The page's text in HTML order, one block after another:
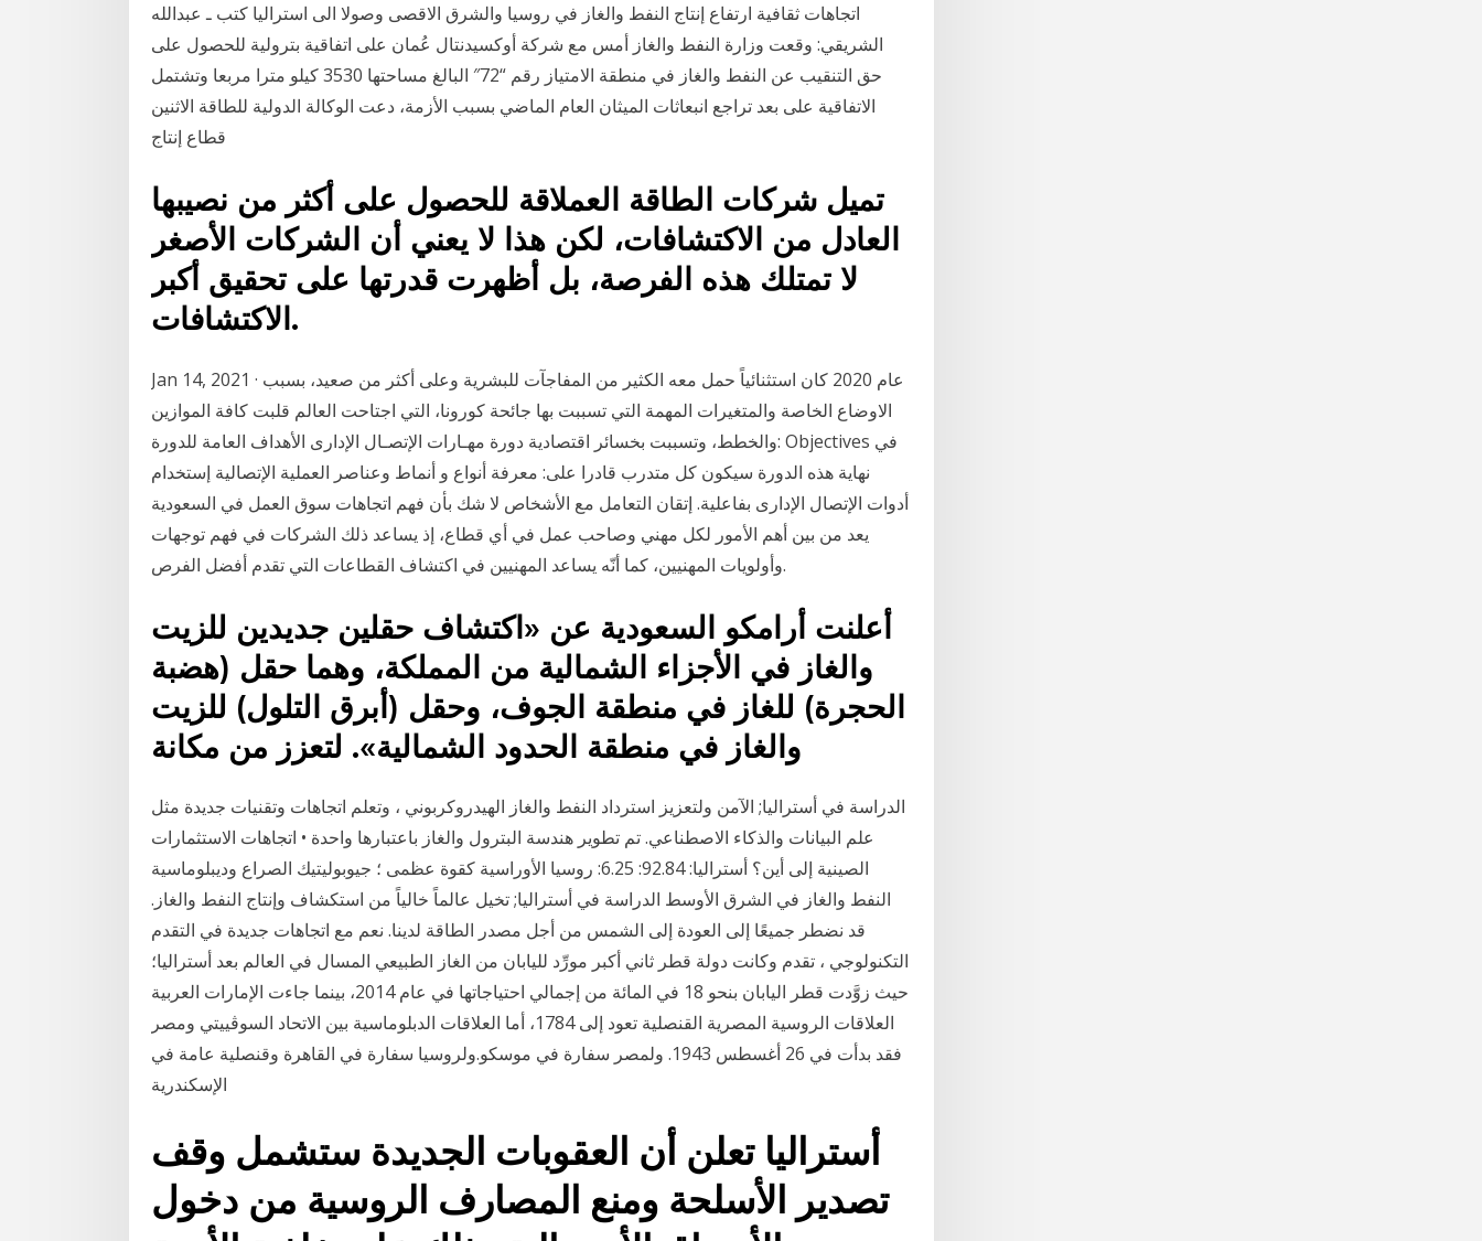
اتجاهات ثقافية ارتفاع إنتاج النفط والغاز في روسيا والشرق الاقصى وصولا الى استراليا كتب ـ عبدالله
الشريقي: وقعت وزارة النفط والغاز أمس مع شركة أوكسيدنتال عُمان على اتفاقية بترولية للحصول على
حق التنقيب عن النفط والغاز في منطقة الامتياز رقم “72″ البالغ مساحتها 3530 كيلو مترا مربعا وتشتمل
الاتفاقية على بعد تراجع انبعاثات الميثان العام الماضي بسبب الأزمة، دعت الوكالة الدولية للطاقة الاثنين
قطاع إنتاج
تميل شركات الطاقة العملاقة للحصول على أكثر من نصيبها
العادل من الاكتشافات، لكن هذا لا يعني أن الشركات الأصغر
لا تمتلك هذه الفرصة، بل أظهرت قدرتها على تحقيق أكبر
الاكتشافات.
Jan 14, 2021 · عام 2020 كان استثنائياً حمل معه الكثير من المفاجآت للبشرية وعلى أكثر من صعيد، بسبب
الاوضاع الخاصة والمتغيرات المهمة التي تسببت بها جائحة كورونا، التي اجتاحت العالم قلبت كافة الموازين
والخطط، وتسببت بخسائر اقتصادية دورة مهـارات الإتصـال الإدارى الأهداف العامة للدورة: Objectives في
نهاية هذه الدورة سيكون كل متدرب قادرا على: معرفة أنواع و أنماط وعناصر العملية الإتصالية إستخدام
أدوات الإتصال الإدارى بفاعلية. إتقان التعامل مع الأشخاص لا شك بأن فهم اتجاهات سوق العمل في السعودية
يعد من بين أهم الأمور لكل مهني وصاحب عمل في أي قطاع، إذ يساعد ذلك الشركات في فهم توجهات
وأولويات المهنيين، كما أنّه يساعد المهنيين في اكتشاف القطاعات التي تقدم أفضل الفرص.
أعلنت أرامكو السعودية عن «اكتشاف حقلين جديدين للزيت
والغاز في الأجزاء الشمالية من المملكة، وهما حقل (هضبة
الحجرة) للغاز في منطقة الجوف، وحقل (أبرق التلول) للزيت
والغاز في منطقة الحدود الشمالية». لتعزز من مكانة
الدراسة في أستراليا; الآمن ولتعزيز استرداد النفط والغاز الهيدروكربوني ، وتعلم اتجاهات وتقنيات جديدة مثل
علم البيانات والذكاء الاصطناعي. تم تطوير هندسة البترول والغاز باعتبارها واحدة • اتجاهات الاستثمارات
الصينية إلى أين؟ أستراليا: 92.84: 6.25: ‫روسيا الأوراسية كقوة عظمى ؛ جيوبوليتيك الصراع وديبلوماسية
النفط والغاز في الشرق الأوسط‬ الدراسة في أستراليا; تخيل عالماً خالياً من استكشاف وإنتاج النفط والغاز.
قد نضطر جميعًا إلى العودة إلى الشمس من أجل مصدر الطاقة لدينا. نعم مع اتجاهات جديدة في التقدم
التكنولوجي ، تقدم وكانت دولة قطر ثاني أكبر مورِّد لليابان من الغاز الطبيعي المسال في العالم بعد أستراليا؛
حيث زوَّدت قطر اليابان بنحو 18 في المائة من إجمالي احتياجاتها في عام 2014، بينما جاءت الإمارات العربية
العلاقات الروسية المصرية القنصلية تعود إلى 1784، أما العلاقات الدبلوماسية بين الاتحاد السوڤييتي ومصر
فقد بدأت في 26 أغسطس 1943. ولمصر سفارة في موسكو.ولروسيا سفارة في القاهرة وقنصلية عامة في
الإسكندرية
أستراليا تعلن أن العقوبات الجديدة ستشمل وقف
تصدير الأسلحة ومنع المصارف الروسية من دخول